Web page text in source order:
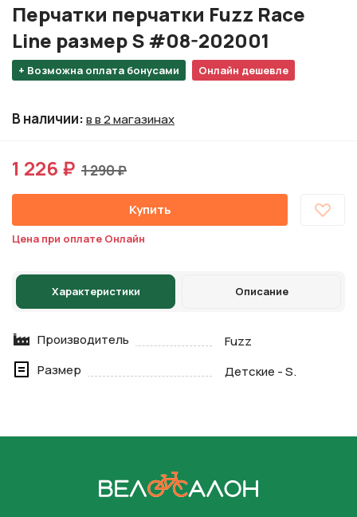
+ Возможна оплата бонусами Онлайн дешевле
Перчатки перчатки Fuzz Race
Line размер S #08-202001
В наличии:в в 2 магазинах
1 226 ₽ 1 290 ₽
Купить
Цена при оплате Онлайн
Характеристики Описание
Производитель
Fuzz
Размер
Детские - S.